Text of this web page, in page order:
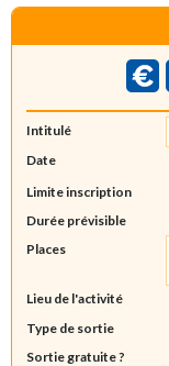
Intitulé
Date
Limite inscription
Durée prévisible
Places
Lieu de l'activité
Type de sortie
Sortie gratuite ?